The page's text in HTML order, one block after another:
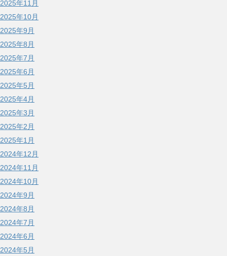
2025年11月
2025年10月
2025年9月
2025年8月
2025年7月
2025年6月
2025年5月
2025年4月
2025年3月
2025年2月
2025年1月
2024年12月
2024年11月
2024年10月
2024年9月
2024年8月
2024年7月
2024年6月
2024年5月